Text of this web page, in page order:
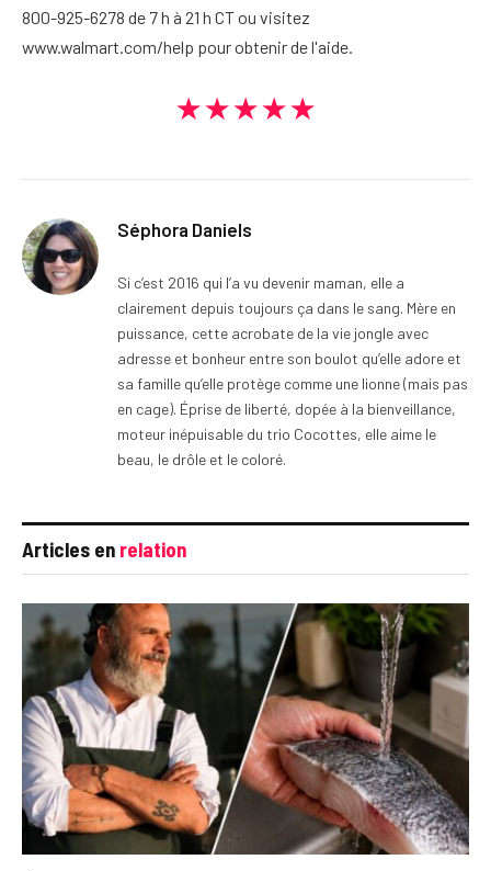
800-925-6278 de 7 h à 21 h CT ou visitez
www.walmart.com/help pour obtenir de l'aide.
★★★★★
Séphora Daniels
Si c’est 2016 qui l’a vu devenir maman, elle a
clairement depuis toujours ça dans le sang. Mère en
puissance, cette acrobate de la vie jongle avec
adresse et bonheur entre son boulot qu’elle adore et
sa famille qu’elle protège comme une lionne (mais pas
en cage). Éprise de liberté, dopée à la bienveillance,
moteur inépuisable du trio Cocottes, elle aime le
beau, le drôle et le coloré.
Articles en relation